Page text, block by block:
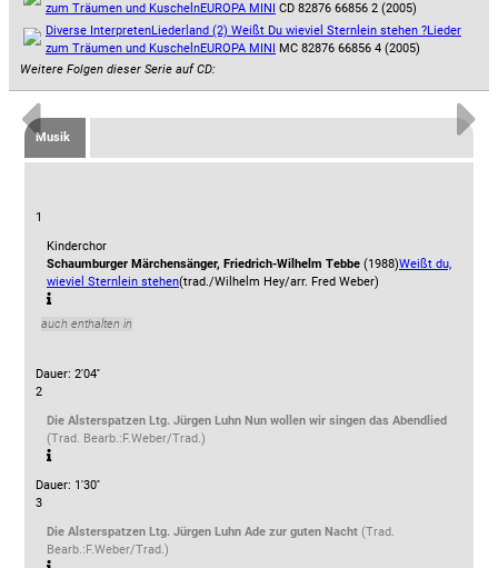
zum Träumen und KuschelnEUROPA MINI
CD 82876 66856 2 (2005)
Diverse InterpretenLiederland (2) Weißt Du wieviel Sternlein stehen ?Lieder
zum Träumen und KuschelnEUROPA MINI
MC 82876 66856 4 (2005)
Weitere Folgen dieser Serie auf CD:
Musik
1
Kinderchor
Schaumburger Märchensänger, Friedrich-Wilhelm Tebbe (1988)Weißt du,
wieviel Sternlein stehen(trad./Wilhelm Hey/arr. Fred Weber)
auch enthalten in
Dauer: 2'04''
2
Die Alsterspatzen Ltg. Jürgen Luhn Nun wollen wir singen das Abendlied
(Trad. Bearb.:F.Weber/Trad.)
Dauer: 1'30''
3
Die Alsterspatzen Ltg. Jürgen Luhn Ade zur guten Nacht (Trad.
Bearb.:F.Weber/Trad.)